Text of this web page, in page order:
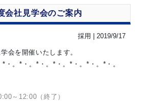
会社見学会のご案内
採用 | 2019/9/17
会を開催いたします。
*・。*・。*・。*・。*・。*・。*・。
～12:00（終了）